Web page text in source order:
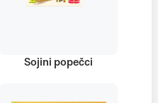
Sojini popečci